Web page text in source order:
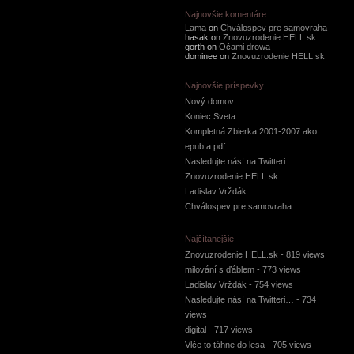
Najnovšie komentáre
Lama on Chválospev pre samovraha
hasak on Znovuzrodenie HELL.sk
gorth on Očami drowa
dominee on Znovuzrodenie HELL.sk
Najnovšie príspevky
Nový domov
Koniec Sveta
Kompletná Zbierka 2001-2007 ako
epub a pdf
Nasledujte nás! na Twitteri…
Znovuzrodenie HELL.sk
Ladislav Vrždák
Chválospev pre samovraha
Najčítanejšie
Znovuzrodenie HELL.sk - 819 views
milování s ďáblem - 773 views
Ladislav Vrždák - 754 views
Nasledujte nás! na Twitteri…
- 734
views
digital - 717 views
Vlče to táhne do lesa - 705 views